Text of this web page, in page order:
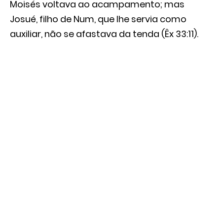
Moisés voltava ao acampamento; mas
Josué, filho de Num, que lhe servia como
auxiliar, não se afastava da tenda (Êx 33:11).